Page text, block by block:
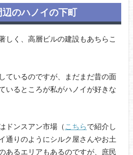
のハノイの下町
しく、高層ビルの建設もあちらこ
ているのですが、まだまだ昔の面
いるところが私がハノイが好きな
ドンスアン市場（ こちらで紹介し
通りのようにシルク屋さんやお土
あるエリアもあるのですが、庶民